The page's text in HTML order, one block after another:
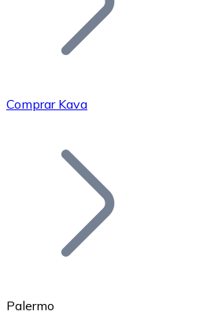
Bitcoin
Comprar Kava
Palermo